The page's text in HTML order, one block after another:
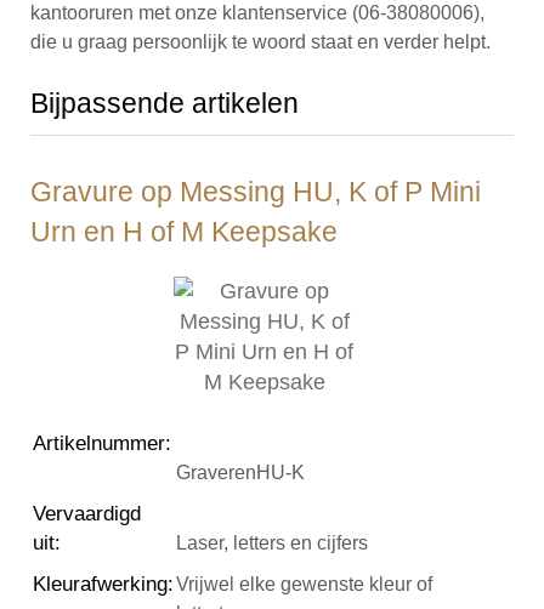
kantooruren met onze klantenservice (06-38080006),
die u graag persoonlijk te woord staat en verder helpt.
Bijpassende artikelen
Gravure op Messing HU, K of P Mini
Urn en H of M Keepsake
Artikelnummer:
GraverenHU-K
Vervaardigd
uit: Laser, letters en cijfers
Kleurafwerking:Vrijwel elke gewenste kleur of